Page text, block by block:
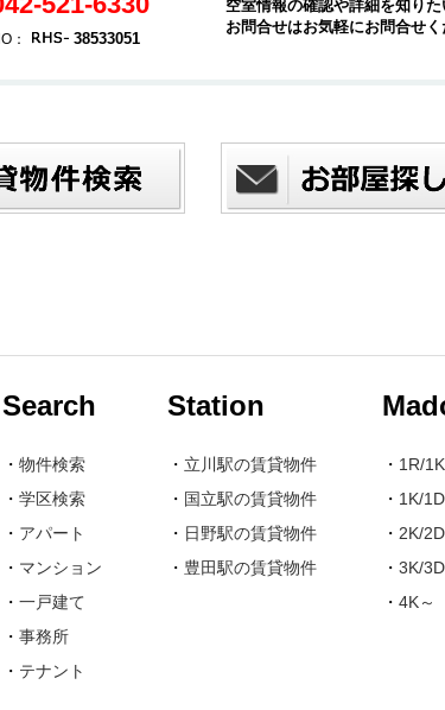
： 38533051
空室情報の確認や詳細を知りた
お問合せはお気軽にお問合せく
Search
・ 物件検索
・ 学区検索
・ アパート
・ マンション
・ 一戸建て
・ 事務所
・ テナント
Station
・ 立川駅の賃貸物件
・ 国立駅の賃貸物件
・ 日野駅の賃貸物件
・ 豊田駅の賃貸物件
・ 1R/1K
・ 1K/
・ 2K/
・ 3K/
・ 4K～